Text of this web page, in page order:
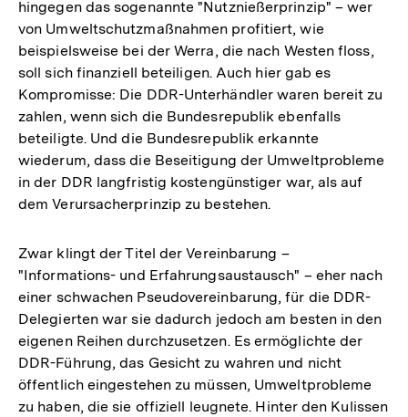
hingegen das sogenannte "Nutznießerprinzip" – wer
von Umweltschutzmaßnahmen profitiert, wie
beispielsweise bei der Werra, die nach Westen floss,
soll sich finanziell beteiligen. Auch hier gab es
Kompromisse: Die DDR-Unterhändler waren bereit zu
zahlen, wenn sich die Bundesrepublik ebenfalls
beteiligte. Und die Bundesrepublik erkannte
wiederum, dass die Beseitigung der Umweltprobleme
in der DDR langfristig kostengünstiger war, als auf
dem Verursacherprinzip zu bestehen.
Zwar klingt der Titel der Vereinbarung –
"Informations- und Erfahrungsaustausch" – eher nach
einer schwachen Pseudovereinbarung, für die DDR-
Delegierten war sie dadurch jedoch am besten in den
eigenen Reihen durchzusetzen. Es ermöglichte der
DDR-Führung, das Gesicht zu wahren und nicht
öffentlich eingestehen zu müssen, Umweltprobleme
zu haben, die sie offiziell leugnete. Hinter den Kulissen